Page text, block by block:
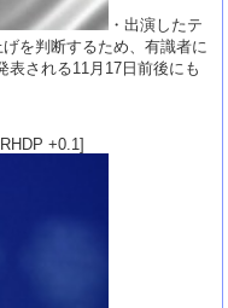
・出演したテ
を判断するため、有識者に
表される11月17日前後にも
+0.1]